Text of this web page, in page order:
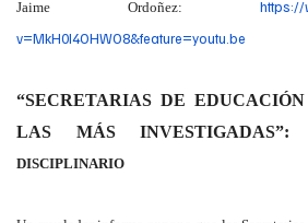
Jaime Ordoñez: https://
v=MkH0I4OHWO8&feature=youtu.be
“SECRETARIAS DE
LAS MÁS INVESTIGADAS”:
DISCIPLINARIO